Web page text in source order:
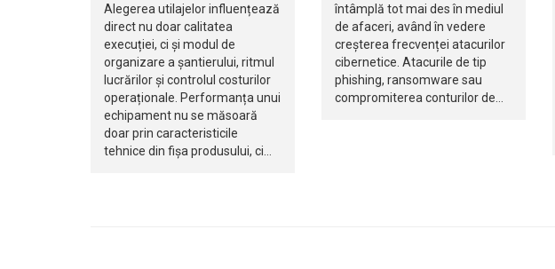
Alegerea utilajelor influențează
direct nu doar calitatea
execuției, ci și modul de
organizare a șantierului, ritmul
lucrărilor și controlul costurilor
operaționale. Performanța unui
echipament nu se măsoară
doar prin caracteristicile
tehnice din fișa produsului, ci…
întâmplă tot mai des în mediul
de afaceri, având în vedere
creșterea frecvenței atacurilor
cibernetice. Atacurile de tip
phishing, ransomware sau
compromiterea conturilor de…